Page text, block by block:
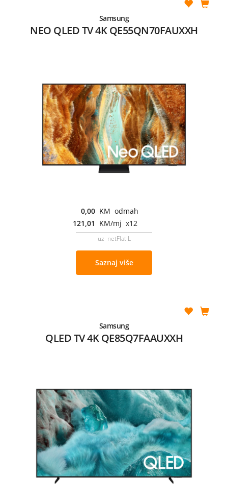
Samsung
NEO QLED TV 4K QE55QN70FAUXXH
0,00 KM odmah
121,01 KM/mj x12
uz netFlat L
Saznaj više
Samsung
QLED TV 4K QE85Q7FAAUXXH